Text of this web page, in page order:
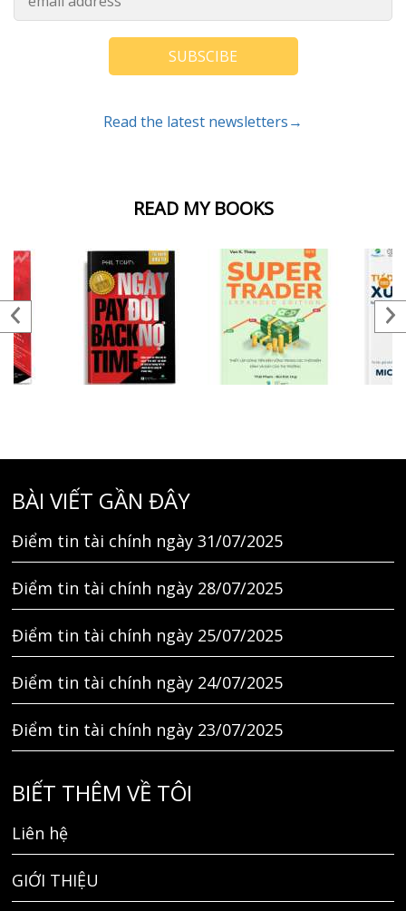
READ MY BOOKS
SUBSCIBE
Read the latest newsletters→
BÀI VIẾT GẦN ĐÂY
Điểm tin tài chính ngày 31/07/2025
Điểm tin tài chính ngày 28/07/2025
Điểm tin tài chính ngày 25/07/2025
Điểm tin tài chính ngày 24/07/2025
Điểm tin tài chính ngày 23/07/2025
BIẾT THÊM VỀ TÔI
Liên hệ
GIỚI THIỆU